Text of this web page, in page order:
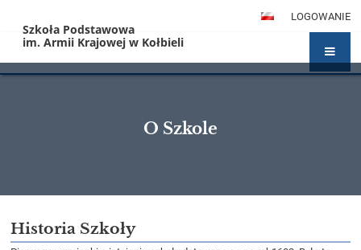
LOGOWANIE
Szkoła Podstawowa
im. Armii Krajowej w Kołbieli
O Szkole
O
Historia Szkoły